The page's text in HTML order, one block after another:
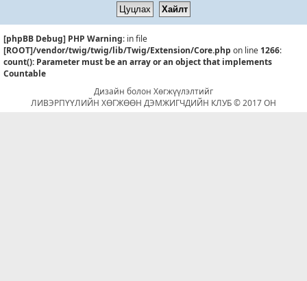
[phpBB Debug] PHP Warning: in file
[ROOT]/vendor/twig/twig/lib/Twig/Extension/Core.php on line 1266:
count(): Parameter must be an array or an object that implements
Countable
Дизайн болон Хөгжүүлэлтийг
ЛИВЭРПҮҮЛИЙН ХӨГЖӨӨН ДЭМЖИГЧДИЙН КЛУБ © 2017 ОН